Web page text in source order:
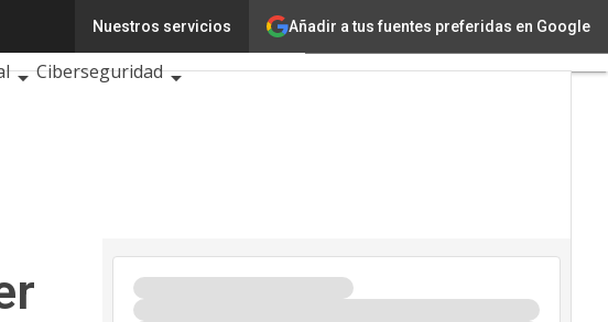
Añadir a tus fuentes preferidas en Google
Nuestros servicios
Ciencia
Ciberseguridad